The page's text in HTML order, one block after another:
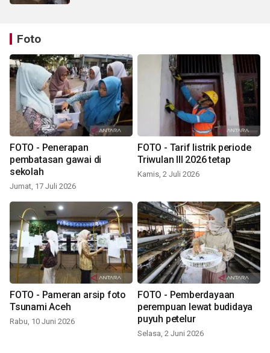
Foto
FOTO - Penerapan
pembatasan gawai di
sekolah
Jumat, 17 Juli 2026
FOTO - Tarif listrik periode
Triwulan III 2026 tetap
Kamis, 2 Juli 2026
FOTO - Pameran arsip foto
Tsunami Aceh
Rabu, 10 Juni 2026
FOTO - Pemberdayaan
perempuan lewat budidaya
puyuh petelur
Selasa, 2 Juni 2026